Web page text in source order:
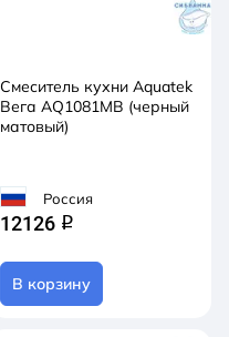
Смеситель кухни Aquatek
Вега AQ1081MB (черный
матовый)
Россия
12126 q
В корзину